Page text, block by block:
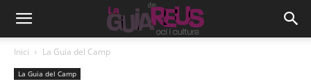
Inici La Guia del Camp
La Guia del Camp